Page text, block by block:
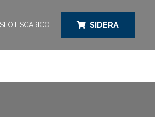
SLOT SCARICO SIDERA